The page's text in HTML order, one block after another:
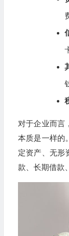
对于企业而言
本质是一样的
定资产、无形
款、长期借款